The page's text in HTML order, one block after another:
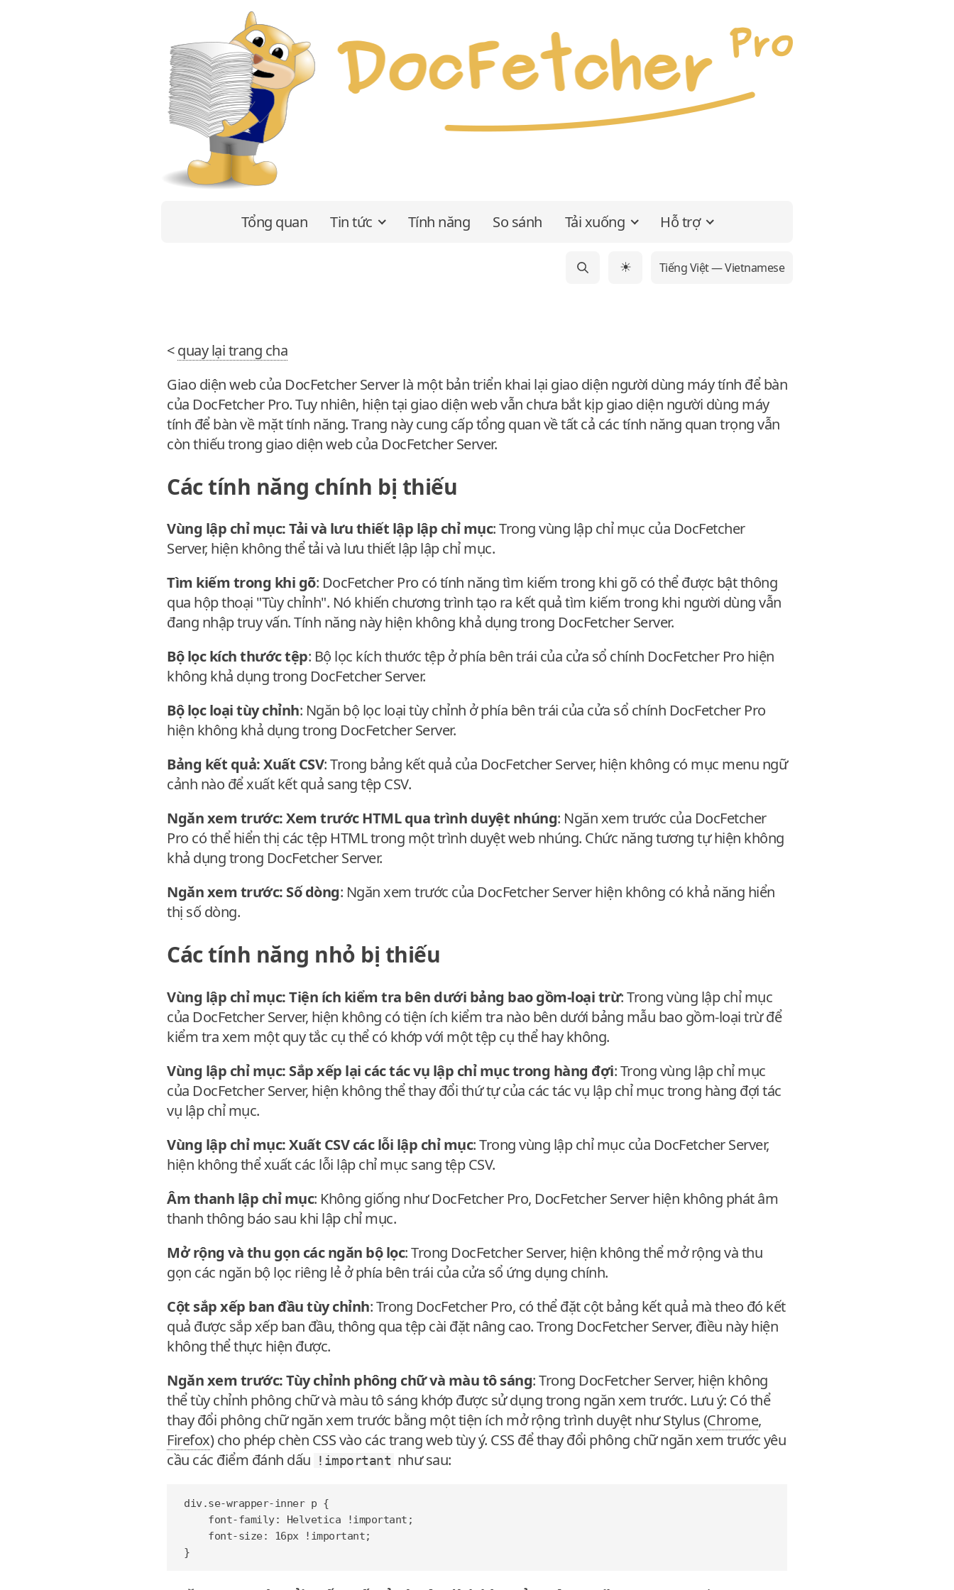
Tổng quan Tin tức Tính năng So sánh Tải xuống Hỗ trợ
☀ Tiếng Việt — Vietnamese
<quay lại trang cha
Giao diện web của DocFetcher Server là một bản triển khai lại giao diện người dùng máy tính để bàn
của DocFetcher Pro. Tuy nhiên, hiện tại giao diện web vẫn chưa bắt kịp giao diện người dùng máy
tính để bàn về mặt tính năng. Trang này cung cấp tổng quan về tất cả các tính năng quan trọng vẫn
còn thiếu trong giao diện web của DocFetcher Server.
Các tính năng chính bị thiếu
Vùng lập chỉ mục: Tải và lưu thiết lập lập chỉ mục: Trong vùng lập chỉ mục của DocFetcher
Server, hiện không thể tải và lưu thiết lập lập chỉ mục.
Tìm kiếm trong khi gõ: DocFetcher Pro có tính năng tìm kiếm trong khi gõ có thể được bật thông
qua hộp thoại "Tùy chỉnh". Nó khiến chương trình tạo ra kết quả tìm kiếm trong khi người dùng vẫn
đang nhập truy vấn. Tính năng này hiện không khả dụng trong DocFetcher Server.
Bộ lọc kích thước tệp: Bộ lọc kích thước tệp ở phía bên trái của cửa sổ chính DocFetcher Pro hiện
không khả dụng trong DocFetcher Server.
Bộ lọc loại tùy chỉnh: Ngăn bộ lọc loại tùy chỉnh ở phía bên trái của cửa sổ chính DocFetcher Pro
hiện không khả dụng trong DocFetcher Server.
Bảng kết quả: Xuất CSV: Trong bảng kết quả của DocFetcher Server, hiện không có mục menu ngữ
cảnh nào để xuất kết quả sang tệp CSV.
Ngăn xem trước: Xem trước HTML qua trình duyệt nhúng: Ngăn xem trước của DocFetcher
Pro có thể hiển thị các tệp HTML trong một trình duyệt web nhúng. Chức năng tương tự hiện không
khả dụng trong DocFetcher Server.
Ngăn xem trước: Số dòng: Ngăn xem trước của DocFetcher Server hiện không có khả năng hiển
thị số dòng.
Các tính năng nhỏ bị thiếu
Vùng lập chỉ mục: Tiện ích kiểm tra bên dưới bảng bao gồm-loại trừ: Trong vùng lập chỉ mục
của DocFetcher Server, hiện không có tiện ích kiểm tra nào bên dưới bảng mẫu bao gồm-loại trừ để
kiểm tra xem một quy tắc cụ thể có khớp với một tệp cụ thể hay không.
Vùng lập chỉ mục: Sắp xếp lại các tác vụ lập chỉ mục trong hàng đợi: Trong vùng lập chỉ mục
của DocFetcher Server, hiện không thể thay đổi thứ tự của các tác vụ lập chỉ mục trong hàng đợi tác
vụ lập chỉ mục.
Vùng lập chỉ mục: Xuất CSV các lỗi lập chỉ mục: Trong vùng lập chỉ mục của DocFetcher Server,
hiện không thể xuất các lỗi lập chỉ mục sang tệp CSV.
Âm thanh lập chỉ mục: Không giống như DocFetcher Pro, DocFetcher Server hiện không phát âm
thanh thông báo sau khi lập chỉ mục.
Mở rộng và thu gọn các ngăn bộ lọc: Trong DocFetcher Server, hiện không thể mở rộng và thu
gọn các ngăn bộ lọc riêng lẻ ở phía bên trái của cửa sổ ứng dụng chính.
Cột sắp xếp ban đầu tùy chỉnh: Trong DocFetcher Pro, có thể đặt cột bảng kết quả mà theo đó kết
quả được sắp xếp ban đầu, thông qua tệp cài đặt nâng cao. Trong DocFetcher Server, điều này hiện
không thể thực hiện được.
Ngăn xem trước: Tùy chỉnh phông chữ và màu tô sáng: Trong DocFetcher Server, hiện không
thể tùy chỉnh phông chữ và màu tô sáng khớp được sử dụng trong ngăn xem trước. Lưu ý: Có thể
thay đổi phông chữ ngăn xem trước bằng một tiện ích mở rộng trình duyệt như Stylus (Chrome,
Firefox) cho phép chèn CSS vào các trang web tùy ý. CSS để thay đổi phông chữ ngăn xem trước yêu
cầu các điểm đánh dấu
!important như sau:
div .se-wrapper-inner p {
font-family: Helvetica !important ;
font-size: 16px !important;
}